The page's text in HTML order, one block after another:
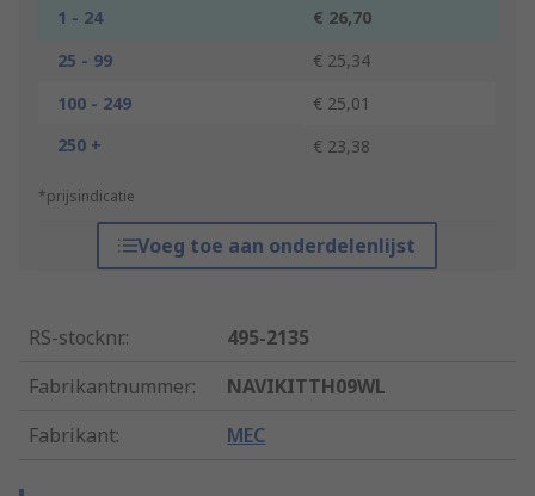
1 - 24
€ 26,70
25 - 99
€ 25,34
100 - 249
€ 25,01
250 +
€ 23,38
*prijsindicatie
Voeg toe aan onderdelenlijst
RS-stocknr.:
495-2135
Fabrikantnummer:
NAVIKITTH09WL
Fabrikant: MEC